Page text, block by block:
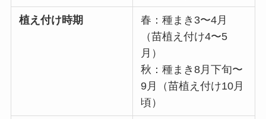
植え付け時期
春：種まき3〜4月
（苗植え付け4〜5
月）
秋：種まき8月下旬〜
9月（苗植え付け10月
頃）